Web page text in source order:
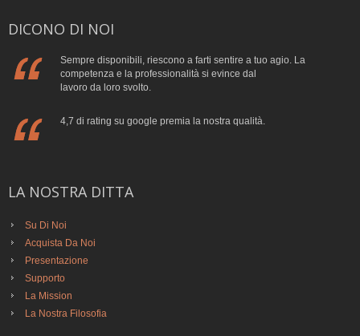
DICONO DI NOI
Sempre disponibili, riescono a farti sentire a tuo agio. La
competenza e la professionalità si evince dal
lavoro da loro svolto.
4,7 di rating su google premia la nostra qualità.
LA NOSTRA DITTA
Su Di Noi
Acquista Da Noi
Presentazione
Supporto
La Mission
La Nostra Filosofia